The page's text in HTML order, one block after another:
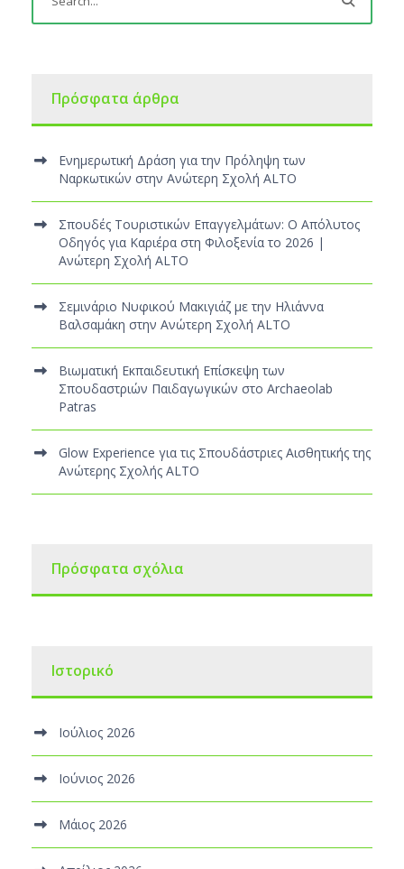
Πρόσφατα άρθρα
Ενημερωτική Δράση για την Πρόληψη των
Ναρκωτικών στην Ανώτερη Σχολή ALTO
Σπουδές Τουριστικών Επαγγελμάτων: Ο Απόλυτος
Οδηγός για Καριέρα στη Φιλοξενία το 2026 |
Ανώτερη Σχολή ALTO
Σεμινάριο Νυφικού Μακιγιάζ με την Ηλιάννα
Βαλσαμάκη στην Ανώτερη Σχολή ALTO
Βιωματική Εκπαιδευτική Επίσκεψη των
Σπουδαστριών Παιδαγωγικών στο Archaeolab
Patras
Glow Experience για τις Σπουδάστριες Αισθητικής της
Ανώτερης Σχολής ALTO
Πρόσφατα σχόλια
Ιστορικό
Ιούλιος 2026
Ιούνιος 2026
Μάιος 2026